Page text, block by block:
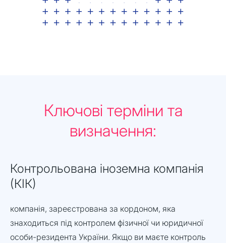
Ключові терміни та
визначення:
Контрольована іноземна компанія
(КІК)
компанія, зареєстрована за кордоном, яка
знаходиться під контролем фізичної чи юридичної
особи-резидента України. Якщо ви маєте контроль